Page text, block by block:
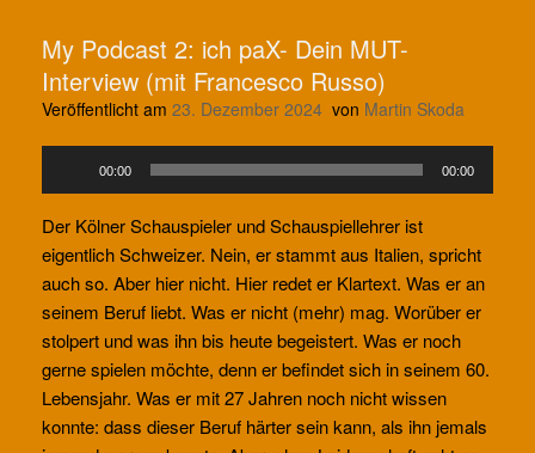
My Podcast 2: ich paX- Dein MUT-
Interview (mit Francesco Russo)
Veröffentlicht am 23. Dezember 2024 von Martin Skoda
00:00 00:00
Der Kölner Schauspieler und Schauspiellehrer ist
eigentlich Schweizer. Nein, er stammt aus Italien, spricht
auch so. Aber hier nicht. Hier redet er Klartext. Was er an
seinem Beruf liebt. Was er nicht (mehr) mag. Worüber er
stolpert und was ihn bis heute begeistert. Was er noch
gerne spielen möchte, denn er befindet sich in seinem 60.
Lebensjahr. Was er mit 27 Jahren noch nicht wissen
konnte: dass dieser Beruf härter sein kann, als ihn jemals